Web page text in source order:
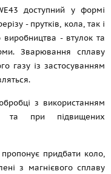
доступний у формі
- прутків, кола, так і
виробництва - втулок та
Зварювання сплаву
газу із застосуванням
з використанням
та при підвищених
придбати коло,
з магнієвого сплаву